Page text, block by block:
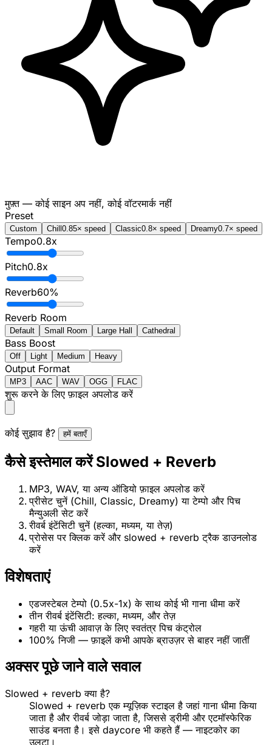
मुफ़्त — कोई साइन अप नहीं, कोई वॉटरमार्क नहीं
Preset
Custom Chill 0.85× speed Classic0.8× speed Dreamy0.7× speed
Tempo0.8x
Pitch0.8x
Reverb60%
Reverb Room
Default Small Room Large Hall Cathedral
Bass Boost
Off Light Medium Heavy
Output Format
MP3 AAC WAV OGG FLAC
शुरू करने के लिए फ़ाइल अपलोड करें
कोई सुझाव है? हमें बताएँ
कैसे इस्तेमाल करें Slowed + Reverb
MP3, WAV, या अन्य ऑडियो फ़ाइल अपलोड करें
प्रीसेट चुनें (Chill, Classic, Dreamy) या टेम्पो और पिच
मैन्युअली सेट करें
रीवर्ब इंटेंसिटी चुनें (हल्का, मध्यम, या तेज़)
प्रोसेस पर क्लिक करें और slowed + reverb ट्रैक डाउनलोड
करें
विशेषताएं
एडजस्टेबल टेम्पो (0.5x-1x) के साथ कोई भी गाना धीमा करें
तीन रीवर्ब इंटेंसिटी: हल्का, मध्यम, और तेज़
गहरी या ऊंची आवाज़ के लिए स्वतंत्र पिच कंट्रोल
100% निजी — फ़ाइलें कभी आपके ब्राउज़र से बाहर नहीं जातीं
अक्सर पूछे जाने वाले सवाल
Slowed + reverb क्या है?
Slowed + reverb एक म्यूज़िक स्टाइल है जहां गाना धीमा किया
जाता है और रीवर्ब जोड़ा जाता है, जिससे ड्रीमी और एटमॉस्फेरिक
साउंड बनता है। इसे daycore भी कहते हैं — नाइटकोर का
उलटा।